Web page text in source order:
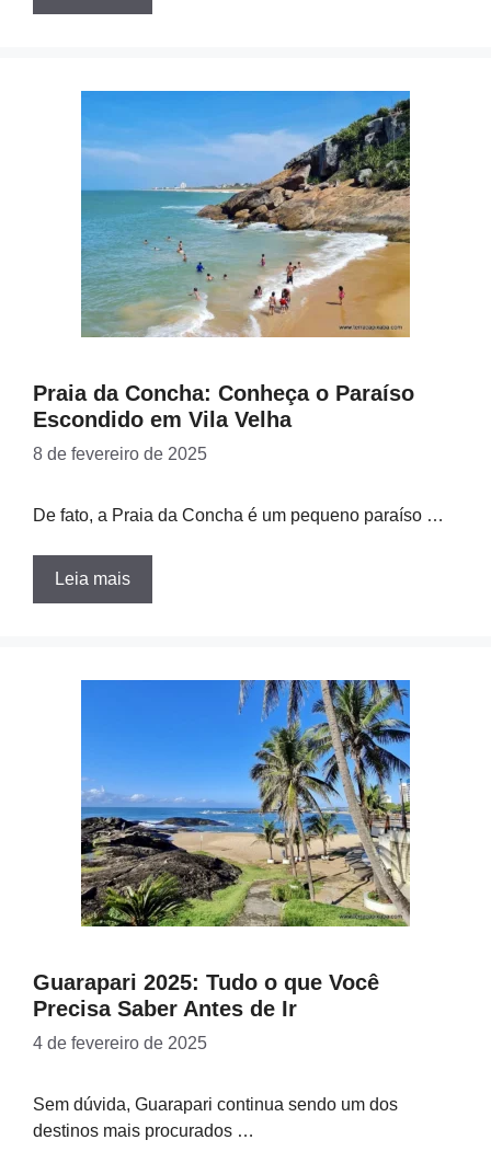
Praia da Concha: Conheça o Paraíso
Escondido em Vila Velha
8 de fevereiro de 2025
De fato, a Praia da Concha é um pequeno paraíso …
Leia mais
Guarapari 2025: Tudo o que Você
Precisa Saber Antes de Ir
4 de fevereiro de 2025
Sem dúvida, Guarapari continua sendo um dos
destinos mais procurados …